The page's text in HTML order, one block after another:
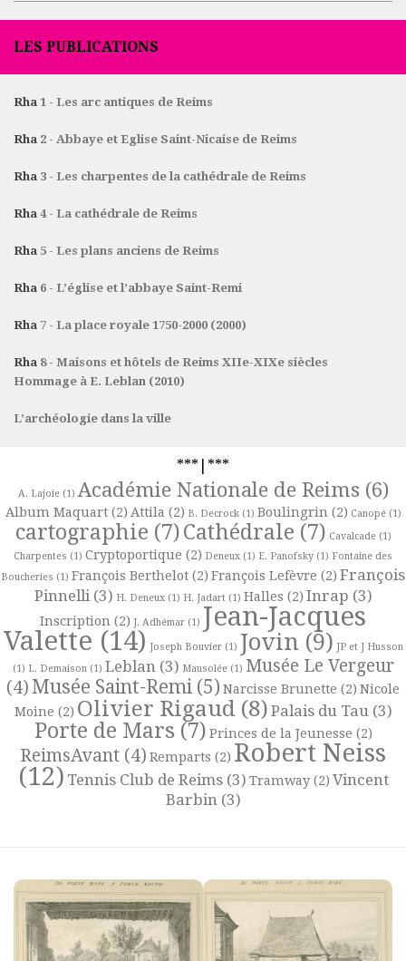
LES PUBLICATIONS
Rha 1 - Les arc antiques de Reims
Rha 2 - Abbaye et Eglise Saint-Nicaise de Reims
Rha 3 - Les charpentes de la cathédrale de Reims
Rha 4 - La cathédrale de Reims
Rha 5 - Les plans anciens de Reims
Rha 6 - L’église et l’abbaye Saint-Remi
Rha 7 - La place royale 1750-2000 (2000)
Rha 8 - Maisons et hôtels de Reims XIIe-XIXe siècles
Hommage à E. Leblan (2010)
L’archéologie dans la ville
***|***
A. Lajoie(1) Académie Nationale de Reims (6)
Album Maquart(2) Attila (2) B. Decrock(1) Boulingrin (2) Canopé(1)
cartographie (7)Cathédrale (7) Cavalcade(1)
Charpentes (1) Cryptoportique (2) Deneux (1) E. Panofsky (1) Fontaine des
Boucheries (1) François Berthelot (2) François Lefèvre (2) François
Pinnelli (3) H. Deneux(1) H. Jadart(1) Halles (2) Inrap (3)
Inscription (2) J. Adhémar (1) Jean-Jacques
Valette (14) Joseph Bouvier(1) Jovin (9) JP et J Husson
(1) L. Demaison (1) Leblan (3) Mausolée(1) Musée Le Vergeur
(4) Musée Saint-Remi (5) Narcisse Brunette (2) Nicole
Moine (2) Olivier Rigaud (8) Palais du Tau (3)
Porte de Mars(7) Princes de la Jeunesse (2)
ReimsAvant (4) Remparts (2) Robert Neiss
(12) Tennis Club de Reims(3) Tramway(2) Vincent
Barbin (3)